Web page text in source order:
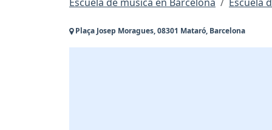
Plaça Josep Moragues, 08301 Mataró, Barcelona